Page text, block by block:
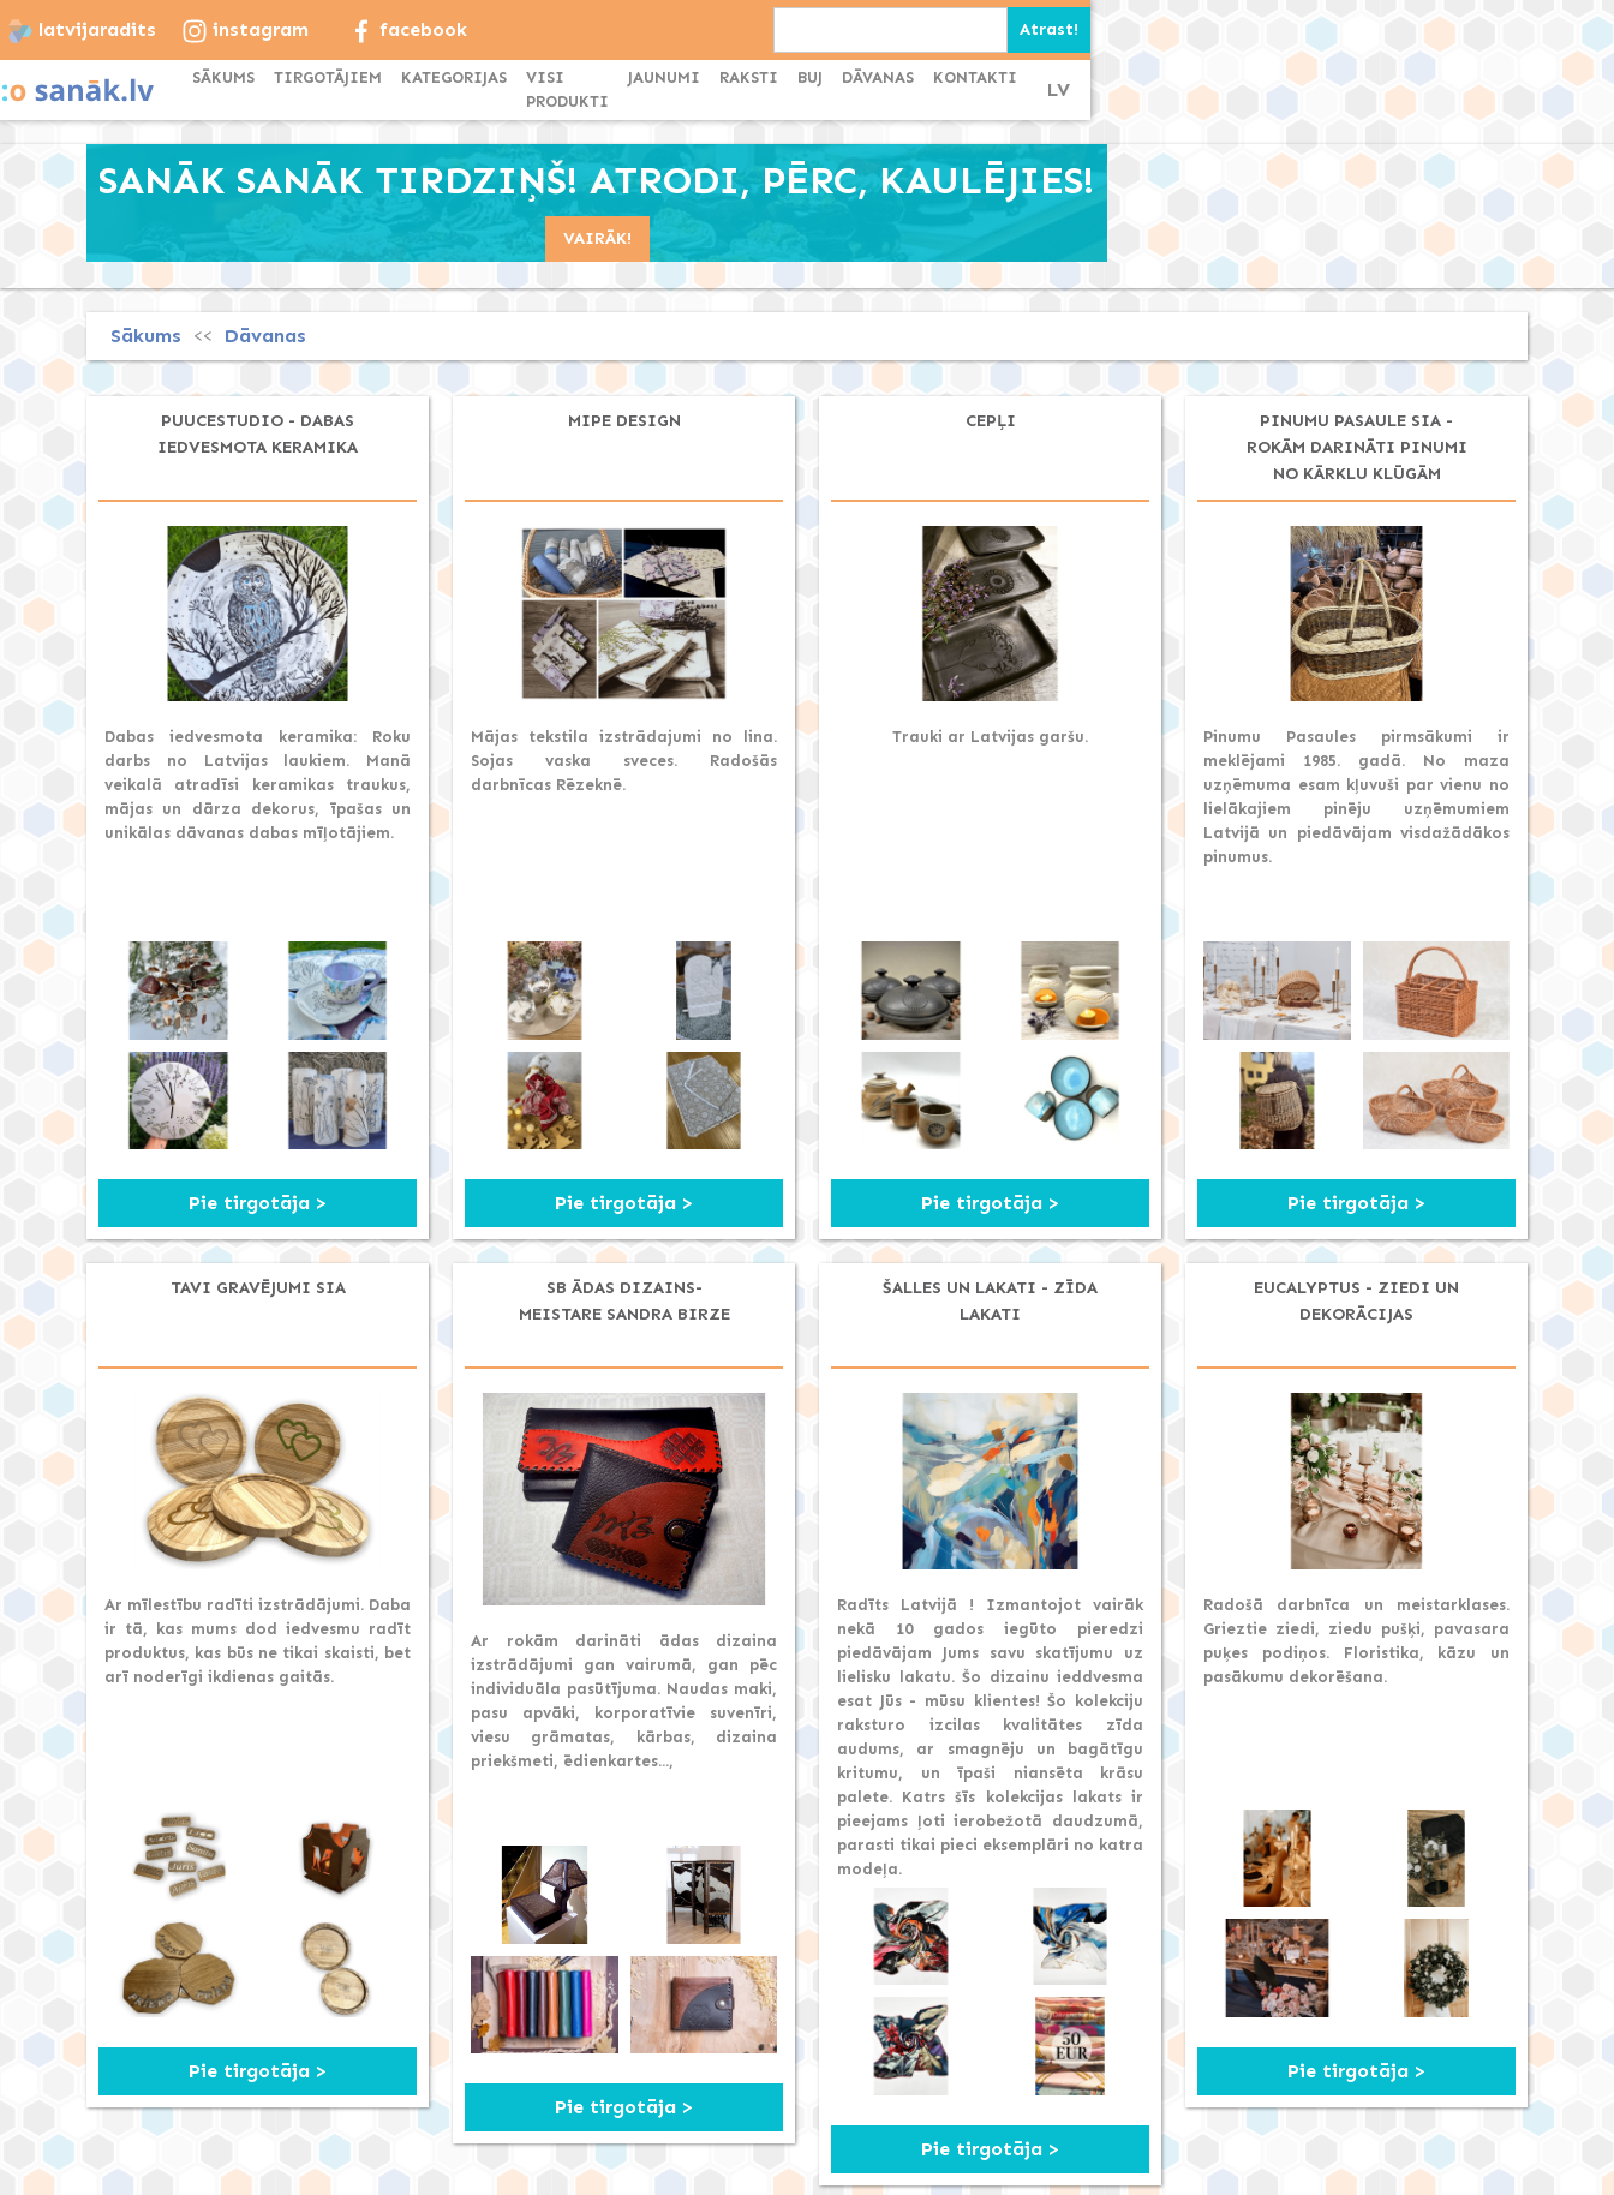
latvijaradits instagram facebook
SĀKUMS TIRGOTĀJIEM KATEGORIJAS
VISI
PRODUKTI
JAUNUMI RAKSTI BUJ DĀVANAS KONTAKTI
LV
SANĀK SANĀK TIRDZIŅŠ! ATRODI, PĒRC, KAULĒJIES!
VAIRĀK!
Sākums << Dāvanas
PUUCESTUDIO - DABAS
IEDVESMOTA KERAMIKA
Dabas iedvesmota keramika: Roku
darbs no Latvijas laukiem. Manā
veikalā atradīsi keramikas traukus,
mājas un dārza dekorus, īpašas un
unikālas dāvanas dabas mīļotājiem.
Pie tirgotāja >
MIPE DESIGN
Mājas tekstila izstrādajumi no lina.
Sojas vaska sveces. Radošās
darbnīcas Rēzeknē.
Pie tirgotāja >
CEPĻI
Trauki ar Latvijas garšu.
Pie tirgotāja >
PINUMU PASAULE SIA -
ROKĀM DARINĀTI PINUMI
NO KĀRKLU KLŪGĀM
Pinumu Pasaules pirmsākumi ir
meklējami 1985. gadā. No maza
uzņēmuma esam kļuvuši par vienu no
lielākajiem pinēju uzņēmumiem
Latvijā un piedāvājam visdažādākos
pinumus.
Pie tirgotāja >
TAVI GRAVĒJUMI SIA
Ar mīlestību radīti izstrādājumi. Daba
ir tā, kas mums dod iedvesmu radīt
produktus, kas būs ne tikai skaisti, bet
arī noderīgi ikdienas gaitās.
Pie tirgotāja >
SB ĀDAS DIZAINS-
MEISTARE SANDRA BIRZE
Ar rokām darināti ādas dizaina
izstrādājumi gan vairumā, gan pēc
individuāla pasūtījuma. Naudas maki,
pasu apvāki, korporatīvie suvenīri,
viesu grāmatas, kārbas, dizaina
priekšmeti, ēdienkartes...,
Pie tirgotāja >
ŠALLES UN LAKATI - ZĪDA
LAKATI
Radīts Latvijā ! Izmantojot vairāk
nekā 10 gados iegūto pieredzi
piedāvājam Jums savu skatījumu uz
lielisku lakatu. Šo dizainu ieddvesma
esat Jūs - mūsu klientes! Šo kolekciju
raksturo izcilas kvalitātes zīda
audums, ar smagnēju un bagātīgu
kritumu, un īpaši niansēta krāsu
palete. Katrs šīs kolekcijas lakats ir
pieejams ļoti ierobežotā daudzumā,
parasti tikai pieci eksemplāri no katra
modeļa.
Pie tirgotāja >
EUCALYPTUS - ZIEDI UN
DEKORĀCIJAS
Radošā darbnīca un meistarklases.
Grieztie ziedi, ziedu pušķi, pavasara
puķes podiņos. Floristika, kāzu un
pasākumu dekorēšana.
Pie tirgotāja >